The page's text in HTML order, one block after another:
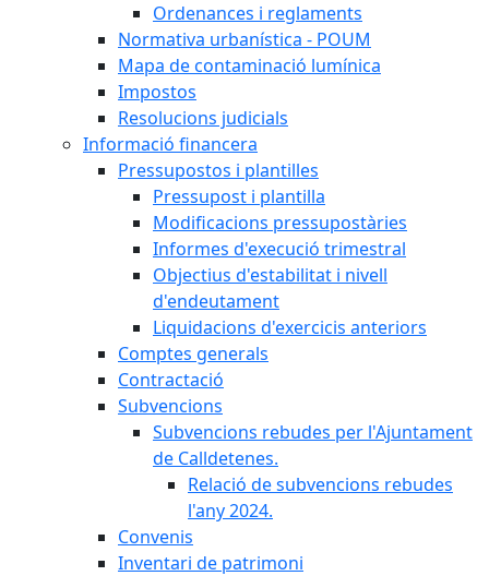
Ordenances i reglaments
Normativa urbanística - POUM
Mapa de contaminació lumínica
Impostos
Resolucions judicials
Informació financera
Pressupostos i plantilles
Pressupost i plantilla
Modificacions pressupostàries
Informes d'execució trimestral
Objectius d'estabilitat i nivell
d'endeutament
Liquidacions d'exercicis anteriors
Comptes generals
Contractació
Subvencions
Subvencions rebudes per l'Ajuntament
de Calldetenes.
Relació de subvencions rebudes
l'any 2024.
Convenis
Inventari de patrimoni